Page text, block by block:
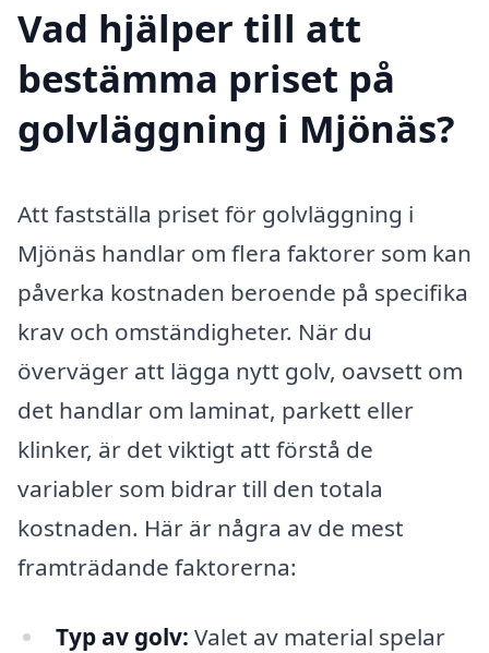
Vad hjälper till att
bestämma priset på
golvläggning i Mjönäs?
Att fastställa priset för golvläggning i
Mjönäs handlar om flera faktorer som kan
påverka kostnaden beroende på specifika
krav och omständigheter. När du
överväger att lägga nytt golv, oavsett om
det handlar om laminat, parkett eller
klinker, är det viktigt att förstå de
variabler som bidrar till den totala
kostnaden. Här är några av de mest
framträdande faktorerna:
Typ av golv: Valet av material spelar